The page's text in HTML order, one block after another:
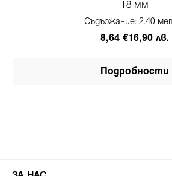
18 мм
Съдържание: 2.40
8,64 €16,90 лв.
Подробности